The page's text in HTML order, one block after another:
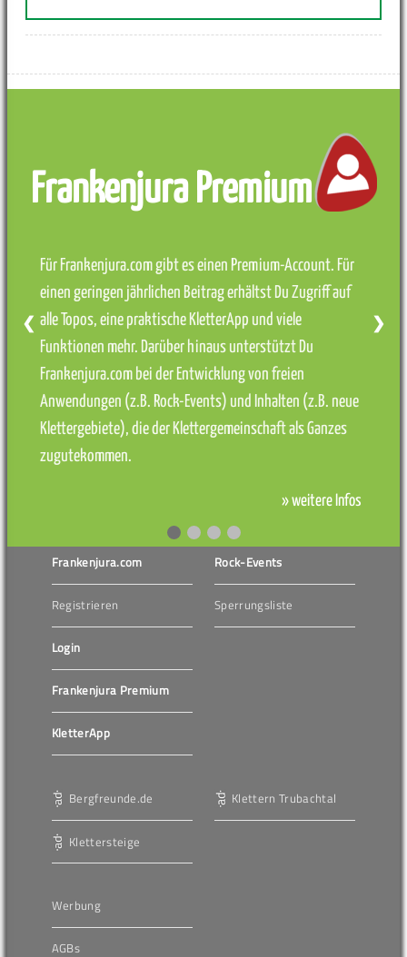
Frankenjura Premium
Für Frankenjura.com gibt es einen Premium-Account. Für
einen geringen jährlichen Beitrag erhältst Du Zugriff auf
alle Topos, eine praktische KletterApp und viele
Funktionen mehr. Darüber hinaus unterstützt Du
Frankenjura.com bei der Entwicklung von freien
Anwendungen (z.B. Rock-Events) und Inhalten (z.B. neue
Klettergebiete), die der Klettergemeinschaft als Ganzes
zugutekommen.
» weitere Infos
❮ ❯
Frankenjura.com
Registrieren
Login
Frankenjura Premium
KletterApp
Rock-Events
Sperrungsliste
Bergfreunde.de
Klettersteige
Klettern Trubachtal
Werbung
AGBs